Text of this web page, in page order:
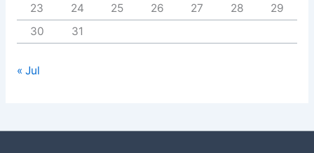
23
24 25 26 27 28
29
30
31
« Jul